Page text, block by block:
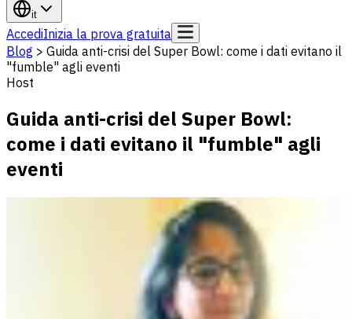
it
AccediInizia la prova gratuita
Blog > Guida anti-crisi del Super Bowl: come i dati evitano il
"fumble" agli eventi
Host
Guida anti-crisi del Super Bowl:
come i dati evitano il "fumble" agli
eventi